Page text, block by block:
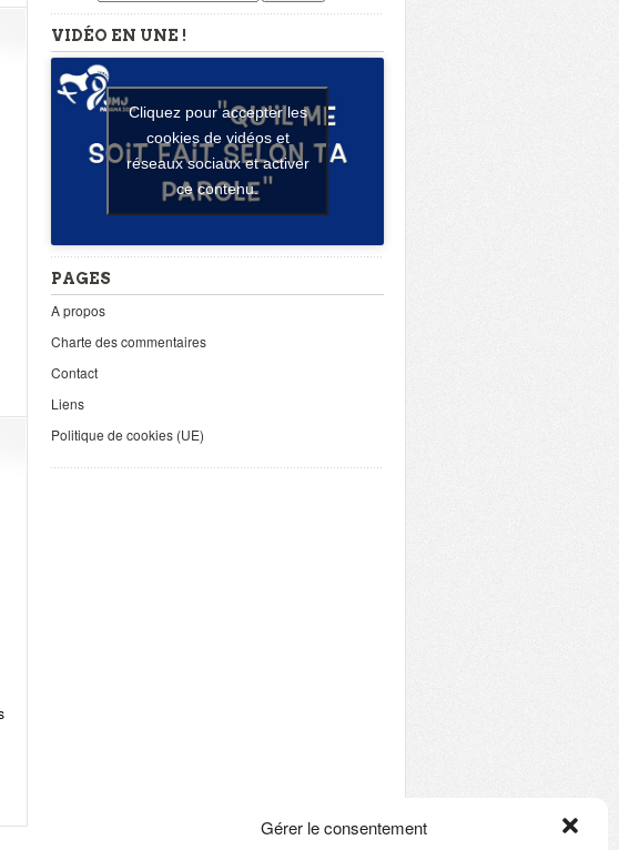
Gérer le consentement
VIDÉO EN UNE !
Cliquez pour accepter les
cookies de vidéos et
réseaux sociaux et activer
ce contenu.
PAGES
A propos
Charte des commentaires
Contact
Liens
Politique de cookies (UE)